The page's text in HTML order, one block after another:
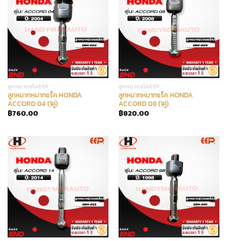
ลูกหมากแร็คEEP
ลูกหมากหมากแร็ค HONDA
ACCORD 04 (1คู่)
฿760.00
ลูกหมากแร็คEEP
ลูกหมากหมากแร็ค HONDA
ACCORD 08 (1คู่)
฿820.00